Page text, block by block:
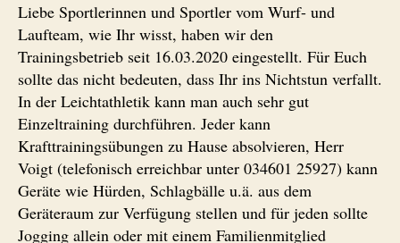
Liebe Sportlerinnen und Sportler vom Wurf- und
Laufteam, wie Ihr wisst, haben wir den
Trainingsbetrieb seit 16.03.2020 eingestellt. Für Euch
sollte das nicht bedeuten, dass Ihr ins Nichtstun verfallt.
In der Leichtathletik kann man auch sehr gut
Einzeltraining durchführen. Jeder kann
Krafttrainingsübungen zu Hause absolvieren, Herr
Voigt (telefonisch erreichbar unter 034601 25927) kann
Geräte wie Hürden, Schlagbälle u.ä. aus dem
Geräteraum zur Verfügung stellen und für jeden sollte
Jogging allein oder mit einem Familienmitglied